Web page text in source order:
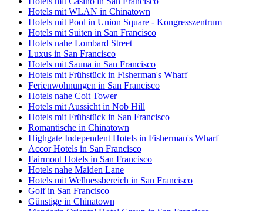
Hotels mit WLAN in Chinatown
Hotels mit Pool in Union Square - Kongresszentrum
Hotels mit Suiten in San Francisco
Hotels nahe Lombard Street
Luxus in San Francisco
Hotels mit Sauna in San Francisco
Hotels mit Frühstück in Fisherman's Wharf
Ferienwohnungen in San Francisco
Hotels nahe Coit Tower
Hotels mit Aussicht in Nob Hill
Hotels mit Frühstück in San Francisco
Romantische in Chinatown
Highgate Independent Hotels in Fisherman's Wharf
Accor Hotels in San Francisco
Fairmont Hotels in San Francisco
Hotels nahe Maiden Lane
Hotels mit Wellnessbereich in San Francisco
Golf in San Francisco
Günstige in Chinatown